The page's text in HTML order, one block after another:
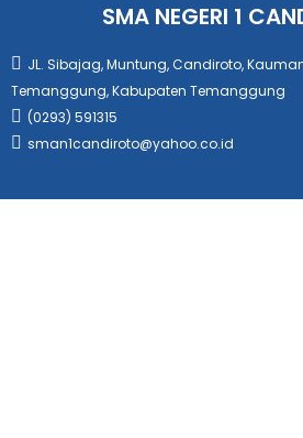
SMA NEGERI 1
JL. Sibajag, Muntung, Candiroto,
Temanggung, Kabupaten Temanggung
(0293) 591315
sman1candiroto@yahoo.co.id